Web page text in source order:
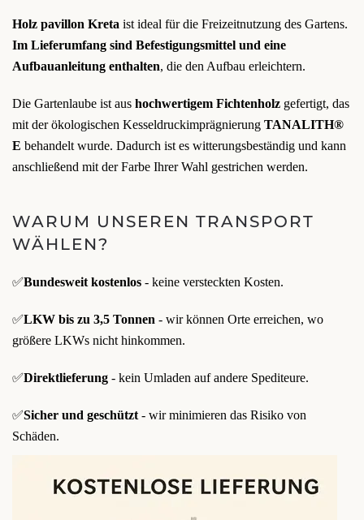
Holz pavillon Kreta ist ideal für die Freizeitnutzung des Gartens.
Im Lieferumfang sind Befestigungsmittel und eine
Aufbauanleitung enthalten, die den Aufbau erleichtern.
Die Gartenlaube ist aus hochwertigem Fichtenholz gefertigt, das
mit der ökologischen Kesseldruckimprägnierung TANALITH®
E behandelt wurde. Dadurch ist es witterungsbeständig und kann
anschließend mit der Farbe Ihrer Wahl gestrichen werden.
WARUM UNSEREN TRANSPORT
WÄHLEN?
✅Bundesweit kostenlos - keine versteckten Kosten.
✅LKW bis zu 3,5 Tonnen - wir können Orte erreichen, wo
größere LKWs nicht hinkommen.
✅Direktlieferung - kein Umladen auf andere Spediteure.
✅Sicher und geschützt - wir minimieren das Risiko von
Schäden.